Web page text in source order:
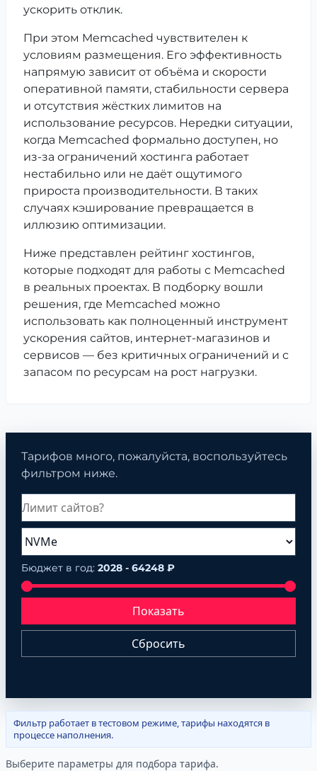
ускорить отклик.
При этом Memcached чувствителен к
условиям размещения. Его эффективность
напрямую зависит от объёма и скорости
оперативной памяти, стабильности сервера
и отсутствия жёстких лимитов на
использование ресурсов. Нередки ситуации,
когда Memcached формально доступен, но
из-за ограничений хостинга работает
нестабильно или не даёт ощутимого
прироста производительности. В таких
случаях кэширование превращается в
иллюзию оптимизации.
Ниже представлен рейтинг хостингов,
которые подходят для работы с Memcached
в реальных проектах. В подборку вошли
решения, где Memcached можно
использовать как полноценный инструмент
ускорения сайтов, интернет-магазинов и
сервисов — без критичных ограничений и с
запасом по ресурсам на рост нагрузки.
Тарифов много, пожалуйста, воспользуйтесь
фильтром ниже.
Бюджет в год: 2028 - 64248 ₽
Показать
Сбросить
Фильтр работает в тестовом режиме, тарифы находятся в
процессе наполнения.
Выберите параметры для подбора тарифа.